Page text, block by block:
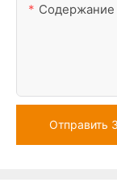
Содержание
Отправить